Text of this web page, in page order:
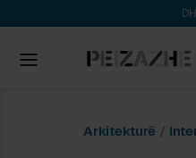
Arkitekturë /